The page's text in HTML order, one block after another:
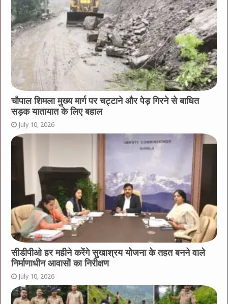
चौपाल शिमला मुख्य मार्ग पर चट्टाने और पेड़ गिरने से बाधित
सड़क यातायात के लिए बहाल
July 10, 2026
सीडीपीओ हर महीने करेंगे सुखाश्रय योजना के तहत बनने वाले
निर्माणाधीन आवासों का निरीक्षण
July 10, 2026